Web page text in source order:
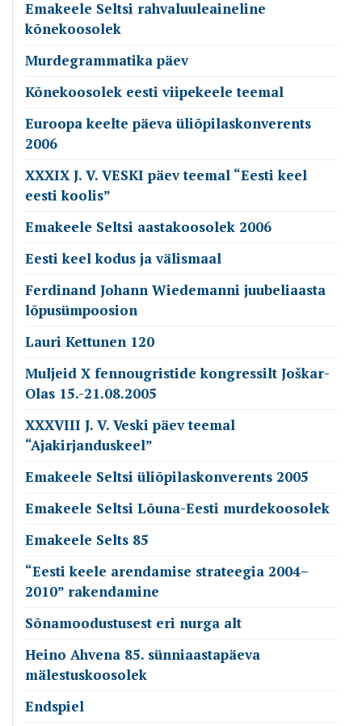
Emakeele Seltsi rahvaluuleaineline
kõnekoosolek
Murdegrammatika päev
Kõnekoosolek eesti viipekeele teemal
Euroopa keelte päeva üliõpilaskonverents
2006
XXXIX J. V. VESKI päev teemal “Eesti keel
eesti koolis”
Emakeele Seltsi aastakoosolek 2006
Eesti keel kodus ja välismaal
Ferdinand Johann Wiedemanni juubeliaasta
lõpusümpoosion
Lauri Kettunen 120
Muljeid X fennougristide kongressilt Joškar-
Olas 15.-21.08.2005
XXXVIII J. V. Veski päev teemal
“Ajakirjanduskeel”
Emakeele Seltsi üliõpilaskonverents 2005
Emakeele Seltsi Lõuna-Eesti murdekoosolek
Emakeele Selts 85
“Eesti keele arendamise strateegia 2004–
2010” rakendamine
Sõnamoodustusest eri nurga alt
Heino Ahvena 85. sünniaastapäeva
mälestuskoosolek
Endspiel